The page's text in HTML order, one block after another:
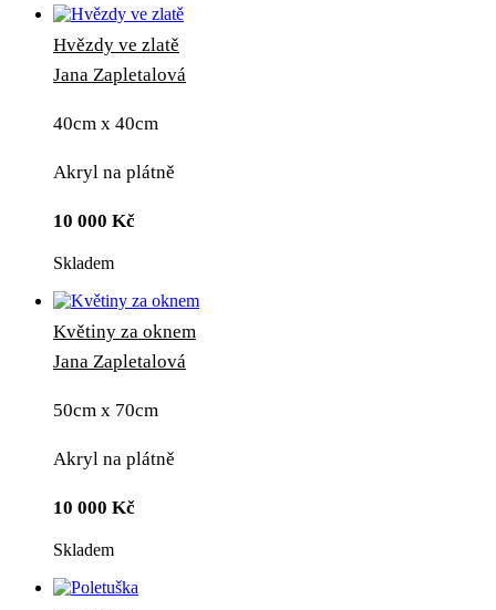
Hvězdy ve zlatě
Jana Zapletalová
40cm x 40cm
Akryl na plátně
10 000 Kč
Skladem
Květiny za oknem
Jana Zapletalová
50cm x 70cm
Akryl na plátně
10 000 Kč
Skladem